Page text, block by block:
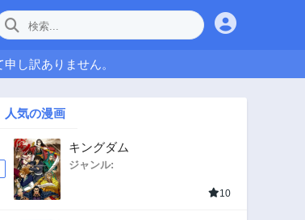
し訳ありません。
人気の漫画
キングダム
ジャンル:
10